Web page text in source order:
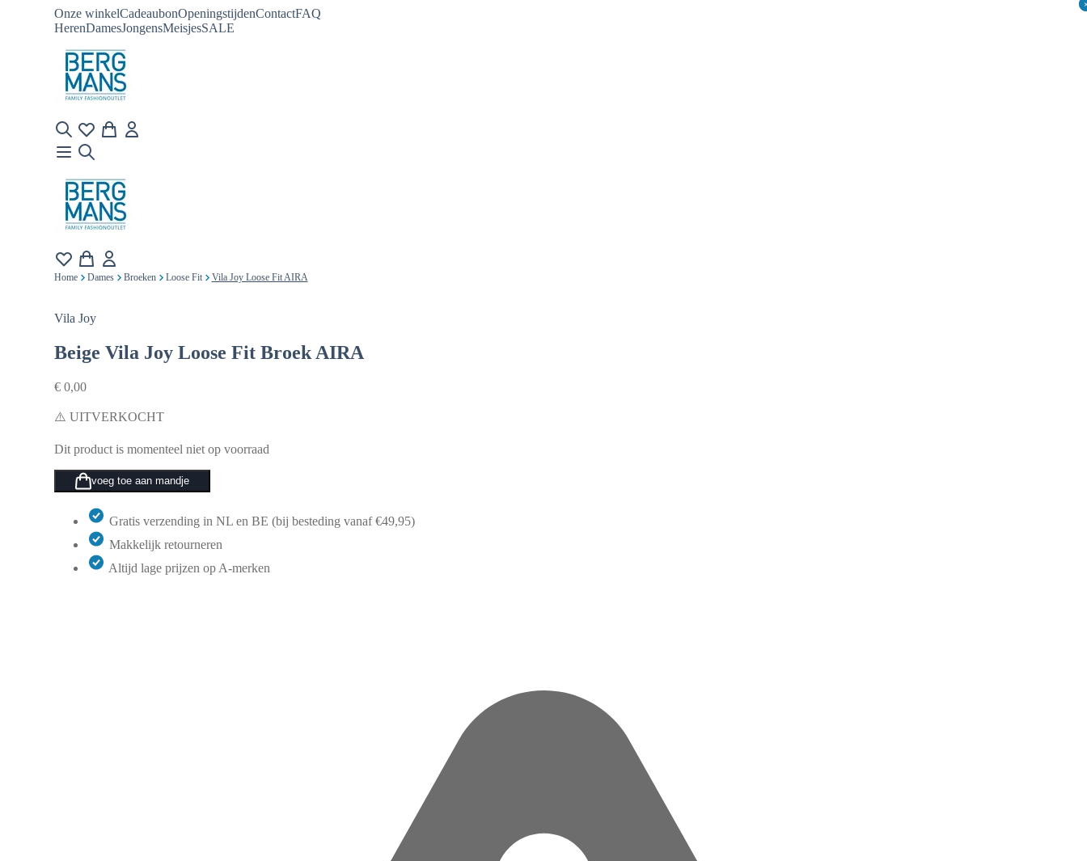
Onze winkelCadeaubonOpeningstijdenContactFAQ
HerenDamesJongensMeisjesSALE
Home Dames Broeken Loose Fit Vila Joy Loose Fit AIRA
Vila Joy
Beige Vila Joy Loose Fit Broek AIRA
€0,00
⚠️ UITVERKOCHT
Dit product is momenteel niet op voorraad
voeg toe aan mandje
Gratis verzending in NL en BE (bij besteding vanaf €49,95)
Makkelijk retourneren
Altijd lage prijzen op A-merken